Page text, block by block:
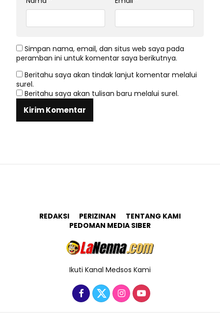
Simpan nama, email, dan situs web saya pada
peramban ini untuk komentar saya berikutnya.
Beritahu saya akan tindak lanjut komentar melalui
surel.
Beritahu saya akan tulisan baru melalui surel.
REDAKSI PERIZINAN
TENTANG KAMI
PEDOMAN MEDIA SIBER
Ikuti Kanal Medsos Kami